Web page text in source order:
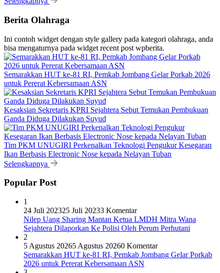
Berita Olahraga
Ini contoh widget dengan style gallery pada kategori olahraga, anda
bisa mengaturnya pada widget recent post wpberita.
Semarakkan HUT ke-81 RI, Pemkab Jombang Gelar Porkab 2026
untuk Pererat Kebersamaan ASN
Kesaksian Sekretaris KPRI Sejahtera Sebut Temukan Pembukuan
Ganda Diduga Dilakukan Suyud
Tim PKM UNUGIRI Perkenalkan Teknologi Pengukur Kesegaran
Ikan Berbasis Electronic Nose kepada Nelayan Tuban
Selengkapnya
Popular Post
1
24 Juli 202325 Juli 20233 Komentar
Nilep Uang Sharing Mantan Ketua LMDH Mitra Wana
Sejahtera Dilaporkan Ke Polisi Oleh Perum Perhutani
2
5 Agustus 20265 Agustus 20260 Komentar
Semarakkan HUT ke-81 RI, Pemkab Jombang Gelar Porkab
2026 untuk Pererat Kebersamaan ASN